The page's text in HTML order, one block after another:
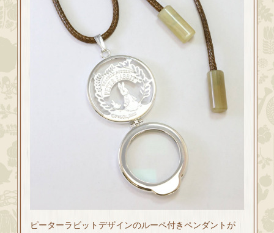
ピーターラビットデザインのルーペ付きペンダントが